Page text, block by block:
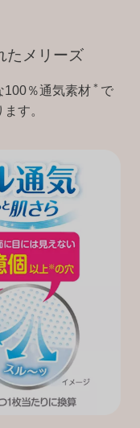
たメリーズ
100％通気素材 ＊ で
す。